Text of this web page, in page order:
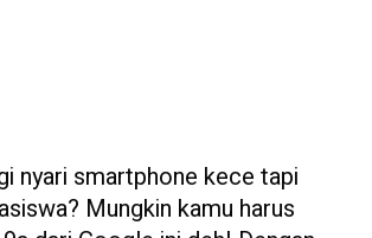
nyari smartphone kece tapi
Mungkin kamu harus